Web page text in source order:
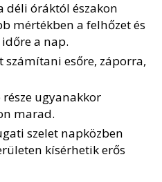
déli óráktól északon
mértékben a felhőzet és
a nap.
számítani esőre, záporra,
ugyanakkor
marad.
szelet napközben
kísérhetik erős